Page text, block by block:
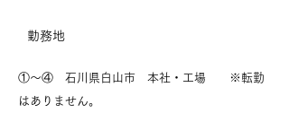
勤務地
①～④ 石川県白山市 本社・工場 ※転勤
はありません。